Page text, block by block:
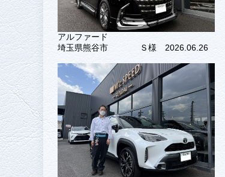
アルファード
埼玉県熊谷市
Ｓ様 2026.06.26